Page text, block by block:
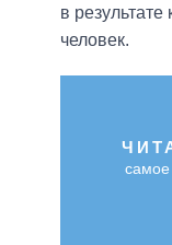
в результате
человек.